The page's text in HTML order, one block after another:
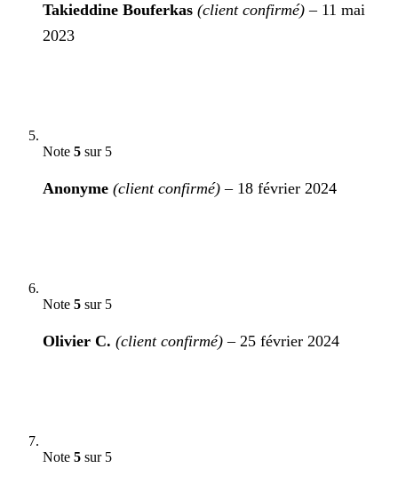
Takieddine Bouferkas (client confirmé) – 11 mai
2023
Note 5 sur 5
Anonyme (client confirmé) – 18 février 2024
Note 5 sur 5
Olivier C. (client confirmé) – 25 février 2024
Note 5 sur 5